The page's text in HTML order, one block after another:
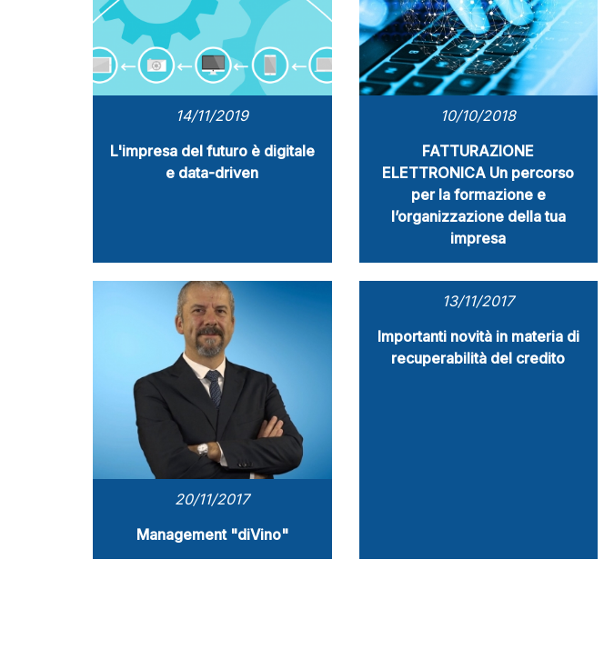
14/11/2019
L'impresa del futuro è digitale
e data-driven
10/10/2018
FATTURAZIONE
ELETTRONICA Un percorso
per la formazione e
l’organizzazione della tua
impresa
20/11/2017
Management "diVino"
13/11/2017
Importanti novità in materia di
recuperabilità del credito